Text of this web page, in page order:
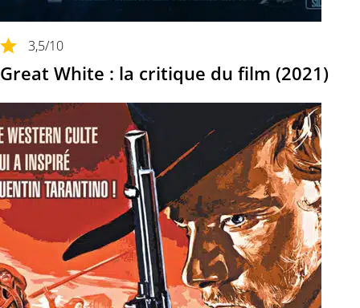
3,5/10
Great White : la critique du film (2021)